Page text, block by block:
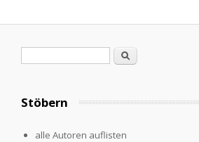
Suche
Stöbern
alle Autoren auflisten